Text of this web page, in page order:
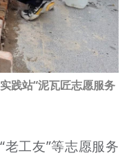
践站“泥瓦匠志愿服务
老工友”等志愿服务